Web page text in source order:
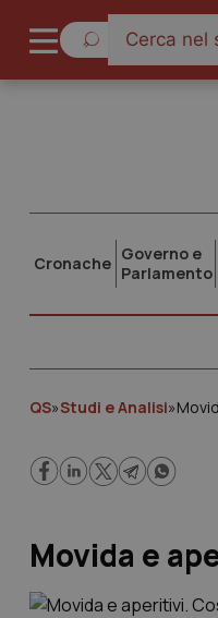
Cronache Governo e
Parlamento
QS»Studi e Analisi»
Movida e